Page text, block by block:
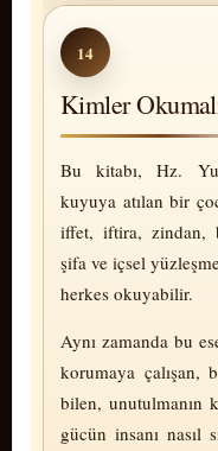
14
Kimler
Bu kitabı, Hz.
kuyuya atılan bir
iffet, iftira, zindan,
şifa ve içsel
herkes okuyabilir.
Aynı zamanda bu
korumaya çalışan,
bilen, unutulmanın
gücün insanı nasıl